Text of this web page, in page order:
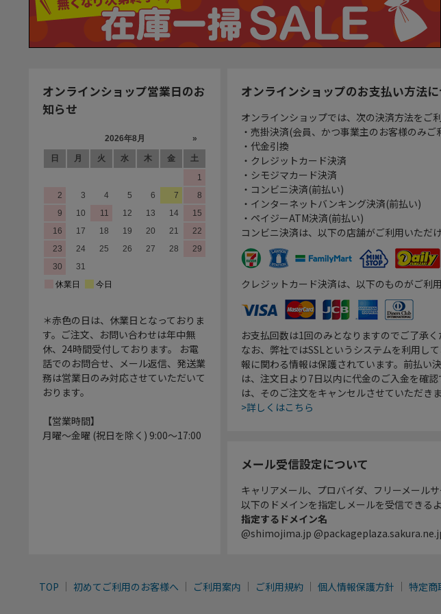
オンラインショップ営業日のお
知らせ
＊赤色の日は、休業日となっておりま
す。ご注文、お問い合わせは年中無
休、24時間受付しております。 お電
話でのお問合せ、メール返信、発送業
務は営業日のみ対応させていただいて
おります。
【営業時間】
月曜～金曜 (祝日を除く) 9:00～17:00
オンラインショップのお支払い方法に
オンラインショップでは、次の決済方法をご
・売掛決済(会員、かつ事業主のお客様のみご
・代金引換
・クレジットカード決済
・シモジマカード決済
・コンビニ決済(前払い)
・インターネットバンキング決済(前払い)
・ペイジーATM決済(前払い)
コンビニ決済は、以下の店舗がご利用いただけ
クレジットカード決済は、以下のものがご利
お支払回数は1回のみとなりますのでご了承く
なお、弊社ではSSLというシステムを利用し
報に関わる情報は保護されています。前払い
は、注文日より7日以内に代金のご入金を確
は、そのご注文をキャンセルさせていただきま
>詳しくはこちら
メール受信設定について
キャリアメール、プロバイダ、フリーメール
以下のドメインを指定しメールを受信できる
指定するドメイン名
@shimojima.jp
TOP 初めてご利用のお客様へ ご利用案内 ご利用規約 個人情報保護方針 特定商